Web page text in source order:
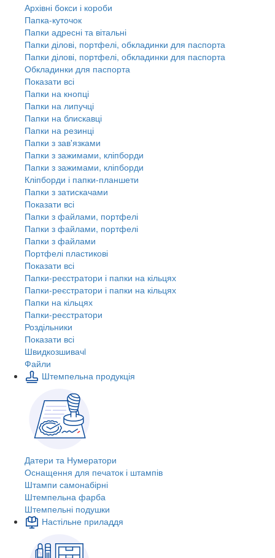
Архівні бокси і короби
Папка-куточок
Папки адресні та вітальні
Папки ділові, портфелі, обкладинки для паспорта
Папки ділові, портфелі, обкладинки для паспорта
Обкладинки для паспорта
Показати всі
Папки на кнопці
Папки на липучці
Папки на блискавці
Папки на резинці
Папки з зав'язками
Папки з зажимами, кліпборди
Папки з зажимами, кліпборди
Кліпборди і папки-планшети
Папки з затискачами
Показати всі
Папки з файлами, портфелі
Папки з файлами, портфелі
Папки з файлами
Портфелі пластикові
Показати всі
Папки-реєстратори і папки на кільцях
Папки-реєстратори і папки на кільцях
Папки на кільцях
Папки-реєстратори
Роздільники
Показати всі
Швидкозшивачi
Файли
Штемпельна продукція
Датери та Нумератори
Оснащення для печаток і штампів
Штампи самонабірні
Штемпельна фарба
Штемпельні подушки
Настільне приладдя